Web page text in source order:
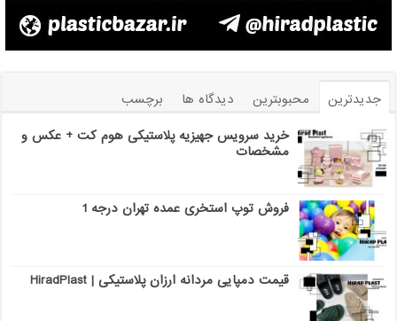
جدیدترین محبوبترین دیدگاه ها
برچسب
خرید سرویس جهیزیه پلاستیکی هوم کت + عکس و
مشخصات
فروش توپ استخری عمده تهران درجه 1
قیمت دمپایی مردانه ارزان پلاستیکی | HiradPlast